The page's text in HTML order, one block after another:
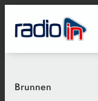
Brunnen